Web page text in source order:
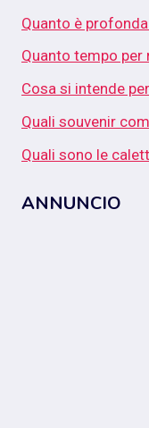
Quanto è
Quanto tempo per
Cosa si intende
Quali souvenir
Quali sono le
ANNUNCIO